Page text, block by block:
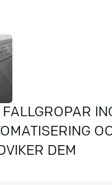
FALLGROPAR
DEM